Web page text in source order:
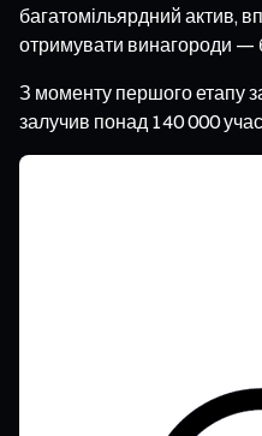
багатомільярдний актив,
отримувати винагороди —
З моменту першого етапу
залучив понад 140 000